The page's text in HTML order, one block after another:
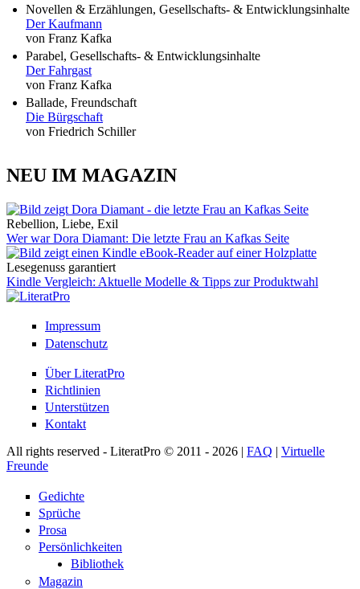
Novellen & Erzählungen, Gesellschafts- & Entwicklungsinhalte
Der Kaufmann
von Franz Kafka
Parabel, Gesellschafts- & Entwicklungsinhalte
Der Fahrgast
von Franz Kafka
Ballade, Freundschaft
Die Bürgschaft
von Friedrich Schiller
NEU IM MAGAZIN
Rebellion, Liebe, Exil
Wer war Dora Diamant: Die letzte Frau an Kafkas Seite
Lesegenuss garantiert
Kindle Vergleich: Aktuelle Modelle & Tipps zur Produktwahl
Impressum
Datenschutz
Über LiteratPro
Richtlinien
Unterstützen
Kontakt
All rights reserved - LiteratPro © 2011 - 2026 | FAQ | Virtuelle
Freunde
Gedichte
Sprüche
Prosa
Persönlichkeiten
Bibliothek
Magazin